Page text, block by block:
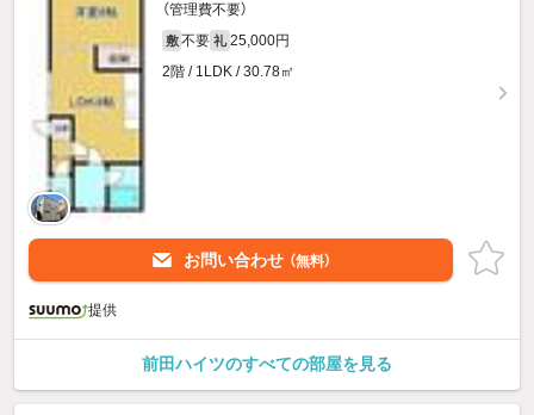
（管理費不要）
敷 不要 礼 25,000円
2階 / 1LDK / 30.78㎡
お問い合わせ （無料）
提供
前田ハイツのすべての部屋を見る